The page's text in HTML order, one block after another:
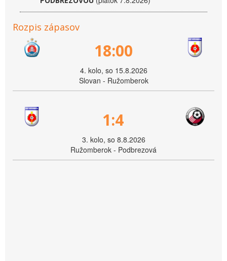
Rozpis zápasov
18:00
4. kolo, so 15.8.2026
Slovan - Ružomberok
1:4
3. kolo, so 8.8.2026
Ružomberok - Podbrezová